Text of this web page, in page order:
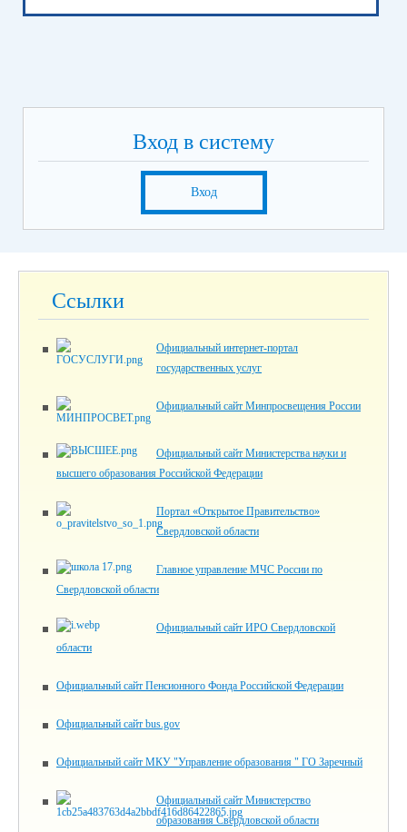
Вход в систему
Вход
Ссылки
Официальный интернет-портал
государственных услуг
Официальный сайт Минпросвещения России
Официальный сайт Министерства науки и
высшего образования Российской Федерации
Портал «Открытое Правительство»
Свердловской области
Главное управление МЧС России по
Свердловской области
Официальный сайт ИРО Свердловской
области
Официальный сайт Пенсионного Фонда Российской Федерации
Официальный сайт bus.gov
Официальный сайт МКУ "Управление образования " ГО Заречный
Официальный сайт Министерство
образования Свердловской области